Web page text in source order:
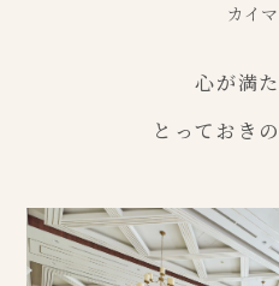
カイ
心が満
とっておき